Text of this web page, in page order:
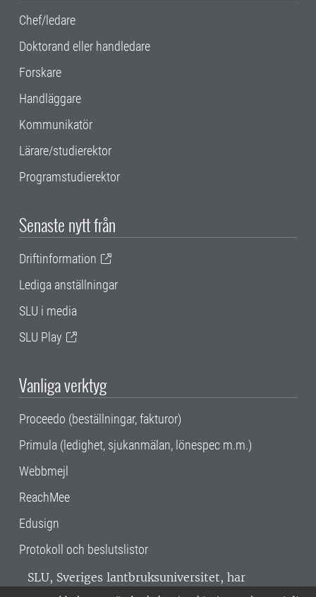
Chef/ledare
Doktorand eller handledare
Forskare
Handläggare
Kommunikatör
Lärare/studierektor
Programstudierektor
Senaste nytt från
Driftinformation
Lediga anställningar
SLU i media
SLU Play
Vanliga verktyg
Proceedo (beställningar, fakturor)
Primula (ledighet, sjukanmälan, lönespec m.m.)
Webbmejl
ReachMee
Edusign
Protokoll och beslutslistor
SLU, Sveriges lantbruksuniversitet, har
verksamhet över hela Sverige. Huvudorter är